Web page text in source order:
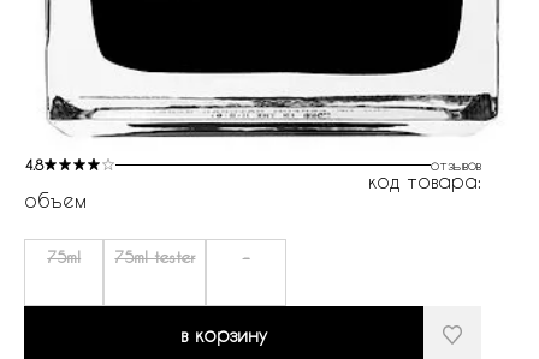
4.8 отзывов
код товара:
объем
75ml 75ml tester -
в корзину